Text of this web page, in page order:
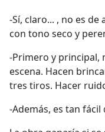
-Sí, claro... , no es
con tono seco y
-Primero y principal,
escena. Hacen
tres tiros. Hacer
-Además, es tan